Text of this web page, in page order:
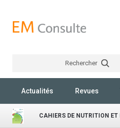
Rechercher
Actualités Revues
CAHIERS DE NUTRITION ET